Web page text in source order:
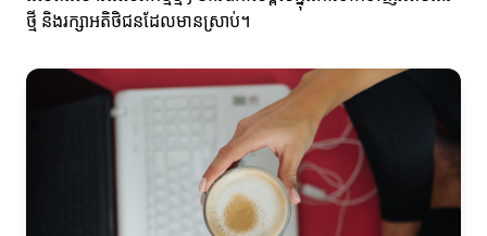
ថ្មី និងរក្សាអតិថិជនដែលមានស្រាប់។